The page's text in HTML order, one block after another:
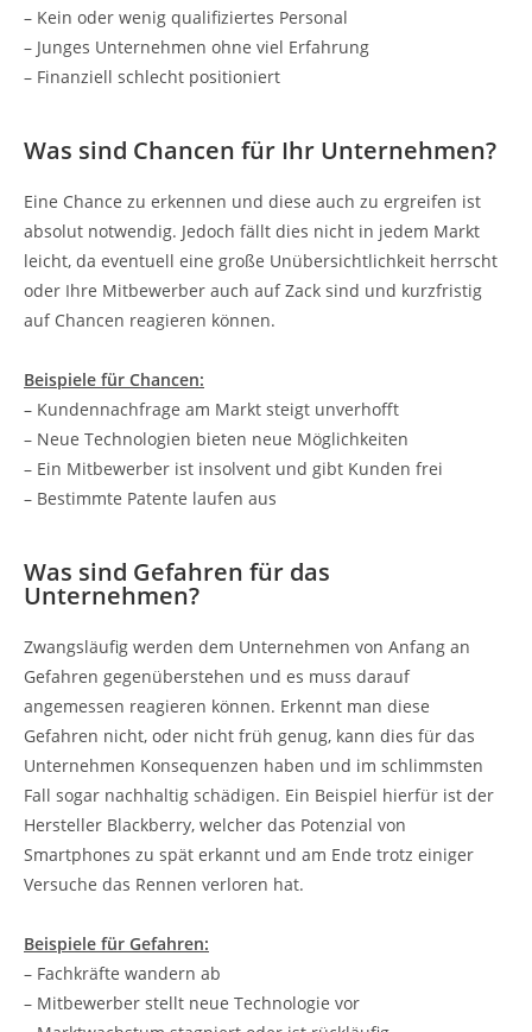
– Kein oder wenig qualifiziertes Personal
– Junges Unternehmen ohne viel Erfahrung
– Finanziell schlecht positioniert
Was sind Chancen für Ihr Unternehmen?
Eine Chance zu erkennen und diese auch zu ergreifen ist
absolut notwendig. Jedoch fällt dies nicht in jedem Markt
leicht, da eventuell eine große Unübersichtlichkeit herrscht
oder Ihre Mitbewerber auch auf Zack sind und kurzfristig
auf Chancen reagieren können.
Beispiele für Chancen:
– Kundennachfrage am Markt steigt unverhofft
– Neue Technologien bieten neue Möglichkeiten
– Ein Mitbewerber ist insolvent und gibt Kunden frei
– Bestimmte Patente laufen aus
Was sind Gefahren für das
Unternehmen?
Zwangsläufig werden dem Unternehmen von Anfang an
Gefahren gegenüberstehen und es muss darauf
angemessen reagieren können. Erkennt man diese
Gefahren nicht, oder nicht früh genug, kann dies für das
Unternehmen Konsequenzen haben und im schlimmsten
Fall sogar nachhaltig schädigen. Ein Beispiel hierfür ist der
Hersteller Blackberry, welcher das Potenzial von
Smartphones zu spät erkannt und am Ende trotz einiger
Versuche das Rennen verloren hat.
Beispiele für Gefahren:
– Fachkräfte wandern ab
– Mitbewerber stellt neue Technologie vor